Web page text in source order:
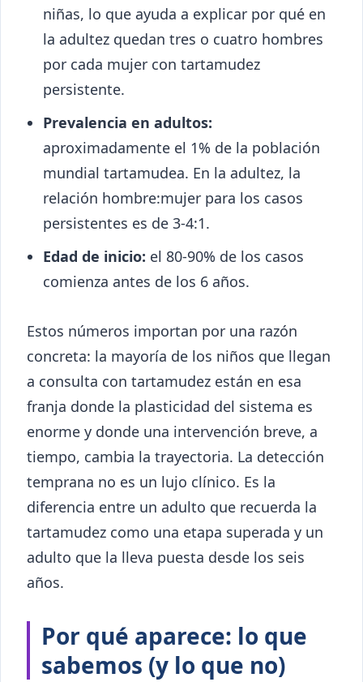
niñas, lo que ayuda a explicar por qué en
la adultez quedan tres o cuatro hombres
por cada mujer con tartamudez
persistente.
Prevalencia en adultos:
aproximadamente el 1% de la población
mundial tartamudea. En la adultez, la
relación hombre:mujer para los casos
persistentes es de 3-4:1.
Edad de inicio: el 80-90% de los casos
comienza antes de los 6 años.
Estos números importan por una razón
concreta: la mayoría de los niños que llegan
a consulta con tartamudez están en esa
franja donde la plasticidad del sistema es
enorme y donde una intervención breve, a
tiempo, cambia la trayectoria. La detección
temprana no es un lujo clínico. Es la
diferencia entre un adulto que recuerda la
tartamudez como una etapa superada y un
adulto que la lleva puesta desde los seis
años.
Por qué aparece: lo que
sabemos (y lo que no)